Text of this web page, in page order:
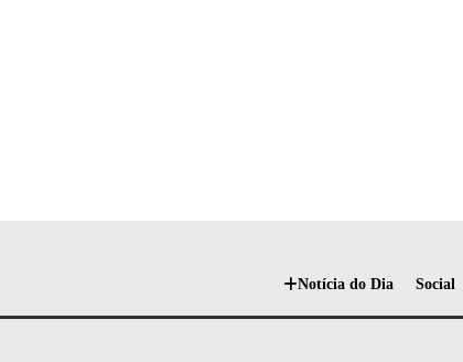
Notícia do Dia Social